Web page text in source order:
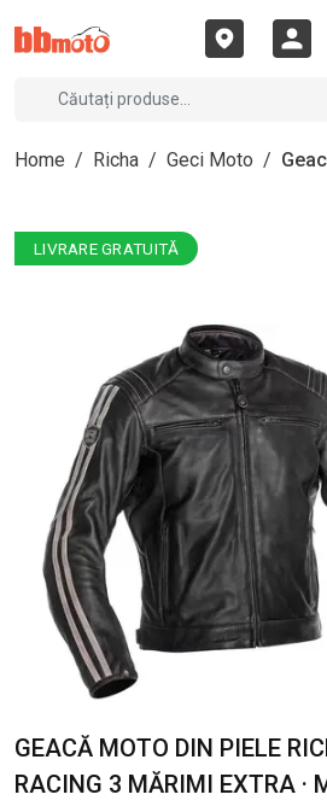
Home / Richa / Geci Moto /
LIVRARE GRATUITĂ
GEACĂ MOTO DIN PIELE
RACING 3 MĂRIMI EXTRA ·